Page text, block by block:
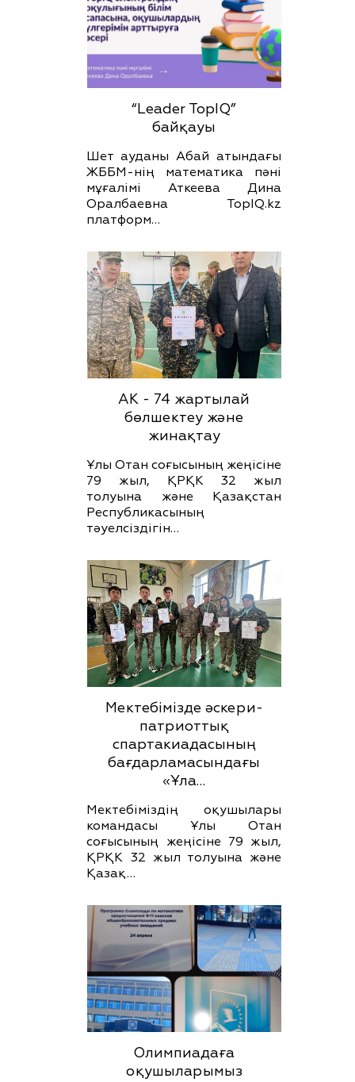
“Leader TopIQ”
байқауы
Шет ауданы Абай атындағы
ЖББМ-нің математика пәні
мұғалімі Аткеева Дина
Оралбаевна TopIQ.kz
платформ…
АК - 74 жартылай
бөлшектеу және
жинақтау
Ұлы Отан соғысының жеңісіне
79 жыл, ҚРҚК 32 жыл
толуына және Қазақстан
Республикасының
тәуелсіздігін…
Мектебімізде әскери-
патриоттық
спартакиадасының
бағдарламасындағы
«Ұла…
Мектебіміздің оқушылары
командасы Ұлы Отан
соғысының жеңісіне 79 жыл,
ҚРҚК 32 жыл толуына және
Қазақ…
Олимпиадаға
оқушыларымыз